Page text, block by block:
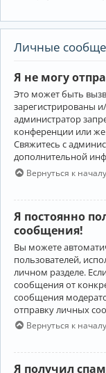
Личные
Я не могу
Это может быть
зарегистрированы
администратор
конференции или же
Свяжитесь с
дополнительной
Вернуться к началу
Я постоянно
сообщения!
Вы можете
пользователей,
личном разделе.
сообщения от
сообщения
отправку личных
Вернуться к началу
Я получил